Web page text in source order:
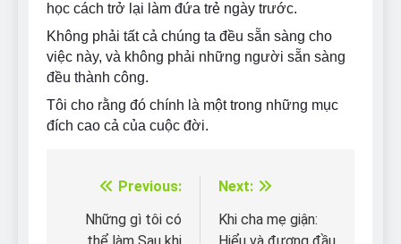
học cách trở lại làm đứa trẻ ngày trước.
Không phải tất cả chúng ta đều sẵn sàng cho
việc này, và không phải những người sẵn sàng
đều thành công.
Tôi cho rằng đó chính là một trong những mục
đích cao cả của cuộc đời.
Điều
hướng
Previous:
Những gì tôi có
Next:
Khi cha mẹ giận: